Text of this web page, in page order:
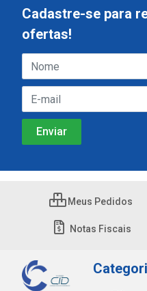
Cadastre-se para
ofertas!
Meus Pedidos
Notas Fiscais